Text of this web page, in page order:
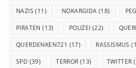
NAZIS (11) NOKARGIDA (18)
PIRATEN (13) POLIZEI (22)
QUERDENKEN721 (17) RASSISMUS
SPD (39) TERROR (13) TWITTER